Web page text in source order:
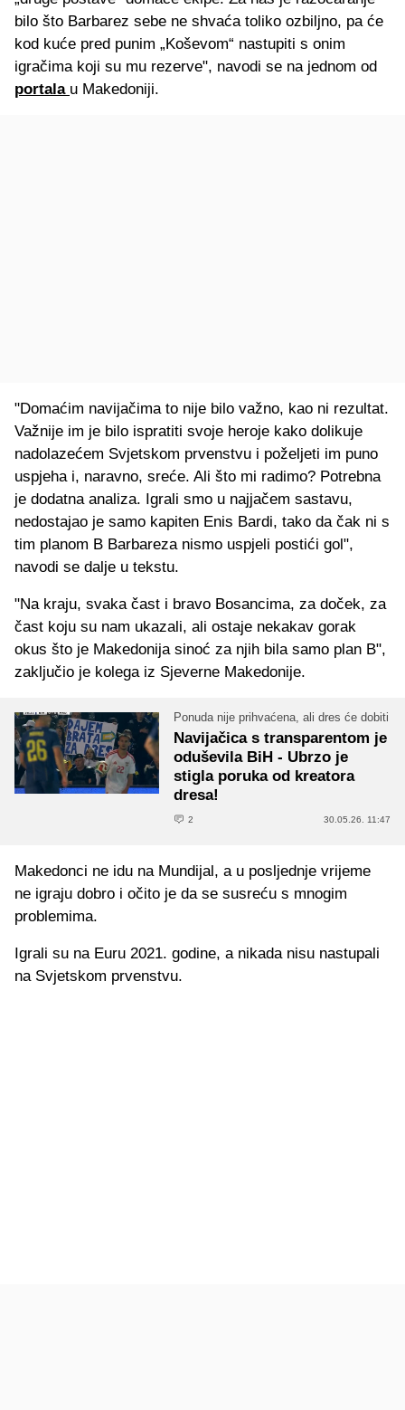
bilo što Barbarez sebe ne shvaća toliko ozbiljno, pa će
kod kuće pred punim „Koševom“ nastupiti s onim
igračima koji su mu rezerve", navodi se na jednom od
portala u Makedoniji.
"Domaćim navijačima to nije bilo važno, kao ni rezultat.
Važnije im je bilo ispratiti svoje heroje kako dolikuje
nadolazećem Svjetskom prvenstvu i poželjeti im puno
uspjeha i, naravno, sreće. Ali što mi radimo? Potrebna
je dodatna analiza. Igrali smo u najjačem sastavu,
nedostajao je samo kapiten Enis Bardi, tako da čak ni s
tim planom B Barbareza nismo uspjeli postići gol",
navodi se dalje u tekstu.
"Na kraju, svaka čast i bravo Bosancima, za doček, za
čast koju su nam ukazali, ali ostaje nekakav gorak
okus što je Makedonija sinoć za njih bila samo plan B",
zaključio je kolega iz Sjeverne Makedonije.
Ponuda nije prihvaćena, ali dres će dobiti
Navijačica s transparentom je
oduševila BiH - Ubrzo je
stigla poruka od kreatora
dresa!
2 30.05.26. 11:47
Makedonci ne idu na Mundijal, a u posljednje vrijeme
ne igraju dobro i očito je da se susreću s mnogim
problemima.
Igrali su na Euru 2021. godine, a nikada nisu nastupali
na Svjetskom prvenstvu.